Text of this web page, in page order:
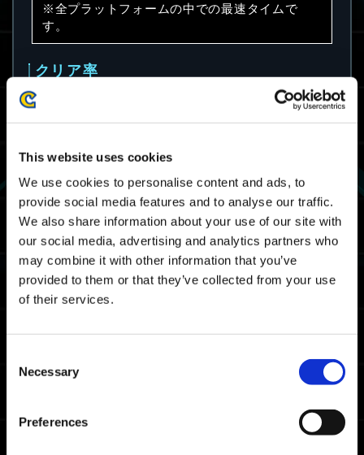
This website uses cookies
We use cookies to personalise content and ads, to
provide social media features and to analyse our traffic.
We also share information about your use of our site with
our social media, advertising and analytics partners who
may combine it with other information that you’ve
provided to them or that they’ve collected from your use
of their services.
Selection
Necessary
Preferences
※全プラットフォームの中での最速タイムで
す。
クリア率
48.9%
平均クリアタイム
07:44.18
※全プラットフォームのクリアタイムの平均で
す。
One / Windows
06:28.62
04:38.19
04:41.82